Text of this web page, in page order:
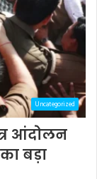
Uncategorized
आंदोलन
बड़ा